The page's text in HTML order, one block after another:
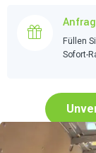
Füllen
Sofort-